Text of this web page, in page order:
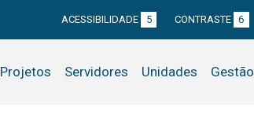
ACESSIBILIDADE 5 CONTRASTE 6
Projetos Servidores Unidades Gestão